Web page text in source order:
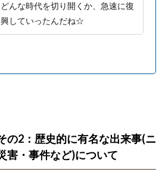
どんな時代を切り開くか、急速に復
興していったんだね☆
の2：歴史的に有名な出来事(ニ
害・事件など)について